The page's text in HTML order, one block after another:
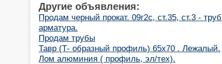
Другие объявления:
Продам черный прокат. 09г2с, ст.35, ст.3 -
арматура.
Продам трубы
Тавр (Т- образный профиль) 65х70 . Лежалый.
Лом алюминия ( профиль, эл/тех).